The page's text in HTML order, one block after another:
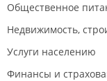
Общественное
Недвижимость,
Услуги населению
Финансы и